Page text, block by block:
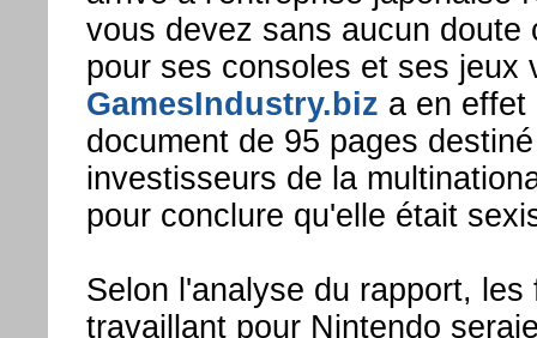
vous devez sans aucun doute
pour ses consoles et ses jeux
GamesIndustry.biz a en effet
document de 95 pages
investisseurs de la
pour conclure qu'elle était
Selon l'analyse du rapport, les
travaillant pour Nintendo